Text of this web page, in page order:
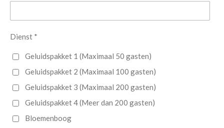
Dienst *
Geluidspakket 1 (Maximaal 50 gasten)
Geluidspakket 2 (Maximaal 100 gasten)
Geluidspakket 3 (Maximaal 200 gasten)
Geluidspakket 4 (Meer dan 200 gasten)
Bloemenboog